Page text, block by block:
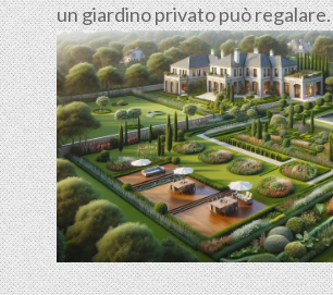
un giardino privato può regalare.